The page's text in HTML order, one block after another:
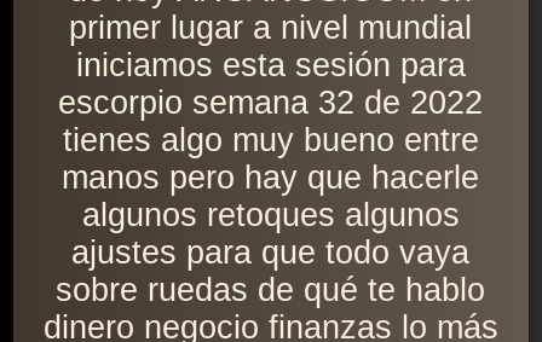
primer lugar a nivel mundial
iniciamos esta sesión para
escorpio semana 32 de 2022
tienes algo muy bueno entre
manos pero hay que hacerle
algunos retoques algunos
ajustes para que todo vaya
sobre ruedas de qué te hablo
dinero negocio finanzas lo más